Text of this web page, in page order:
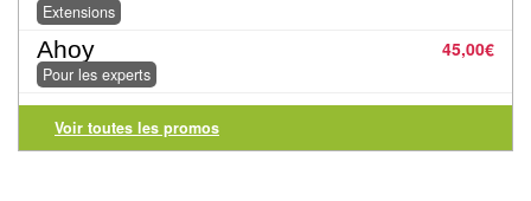
Jeu
de
Dames
Coffrets
jeux
Extensions
45,00€
Ahoy
Pour les experts
Voir toutes les promos